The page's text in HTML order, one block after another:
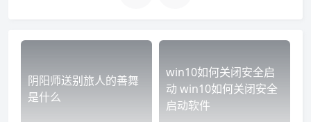
阴阳师送别旅人的善舞
是什么
win10如何关闭安全启
动 win10如何关闭安全
启动软件